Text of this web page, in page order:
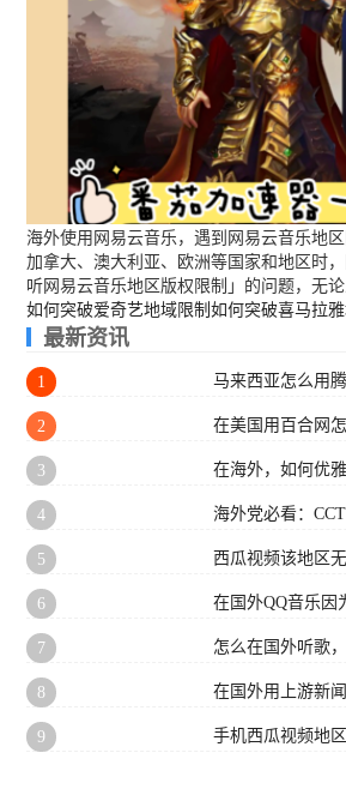
海外使用网易云音乐，遇到网易云音乐地
加拿大、澳大利亚、欧洲等国家和地区时
听网易云音乐地区版权限制」的问题，无
如何突破爱奇艺地域限制 如何突破喜马拉
最新资讯
1 马来西亚怎么用
2 在美国用百合网
3 在海外，如何优
4 海外党必看：
5 西瓜视频该地区
6 在国外QQ音乐因
7 怎么在国外听歌
8 在国外用上游新
9 手机西瓜视频地